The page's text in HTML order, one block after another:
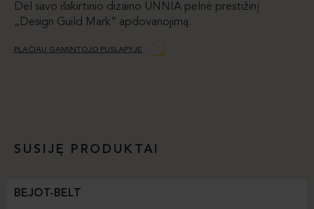
Dėl savo išskirtinio dizaino UNNIA pelnė prestižinį
„Design Guild Mark“ apdovanojimą.
PLAČIAU GAMINTOJO PUSLAPYJE
SUSIJĘ PRODUKTAI
BEJOT-BELT